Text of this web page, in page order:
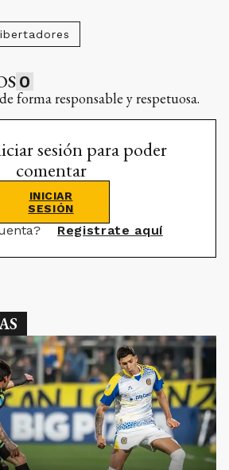
0
forma responsable y respetuosa.
sesión para poder
comentar
INICIAR
SESIÓN
Registrate aquí